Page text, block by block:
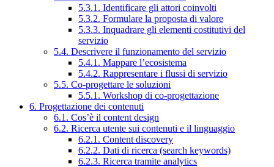
5.3.1. Identificare gli attori coinvolti
5.3.2. Formulare la proposta di valore
5.3.3. Inquadrare gli elementi costitutivi del
servizio
5.4. Descrivere il funzionamento del servizio
5.4.1. Mappare l’ecosistema
5.4.2. Rappresentare i flussi di servizio
5.5. Co-progettare le soluzioni
5.5.1. Workshop di co-progettazione
6. Progettazione dei contenuti
6.1. Cos’è il content design
6.2. Ricerca utente sui contenuti e il linguaggio
6.2.1. Content discovery
6.2.2. Dati di ricerca (search keywords)
6.2.3. Ricerca tramite analytics